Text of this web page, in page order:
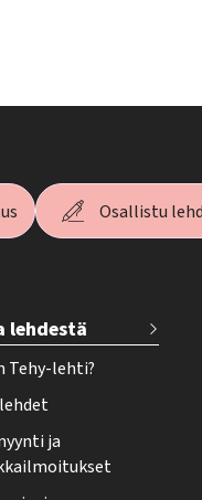
Osallistu
lehdestä
Tehy-lehti?
ja